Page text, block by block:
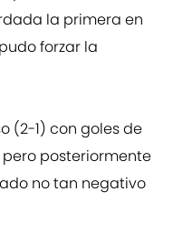
la primera en
forzar la
(2-1) con goles de
pero posteriormente
no tan negativo